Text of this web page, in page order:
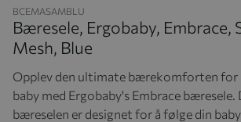
BCEMASAMBLU
Bæresele, Ergobaby, Embrace,
Mesh, Blue
Opplev den ultimate bærekomforten for
baby med Ergobaby's Embrace
bæreselen er designet for å følge din